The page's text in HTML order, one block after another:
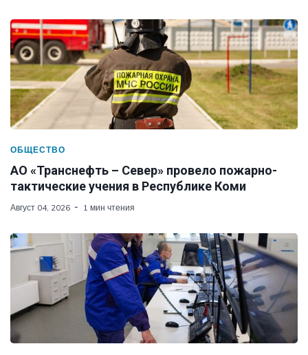
ОБЩЕСТВО
АО «Транснефть – Север» провело пожарно-
тактические учения в Республике Коми
Август 04, 2026 1 мин чтения